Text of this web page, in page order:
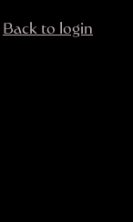
Back to login